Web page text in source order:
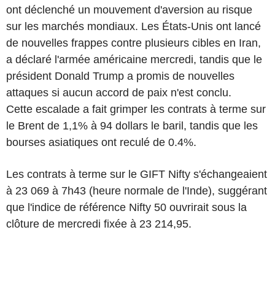
ont déclenché un mouvement d'aversion au risque
sur les marchés mondiaux. Les États-Unis ont lancé
de nouvelles frappes contre plusieurs cibles en Iran,
a déclaré l'armée américaine mercredi, tandis que le
président Donald Trump a promis de nouvelles
attaques si aucun accord de paix n'est conclu.
Cette escalade a fait grimper les contrats à terme sur
le Brent de 1,1% à 94 dollars le baril, tandis que les
bourses asiatiques ont reculé de 0.4%.
Les contrats à terme sur le GIFT Nifty s'échangeaient
à 23 069 à 7h43 (heure normale de l'Inde), suggérant
que l'indice de référence Nifty 50 ouvrirait sous la
clôture de mercredi fixée à 23 214,95.